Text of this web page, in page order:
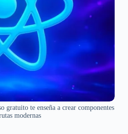
gratuito te enseña a crear componentes
modernas